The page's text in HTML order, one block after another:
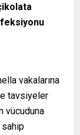
vakalarına
tavsiyeler
vücuduna
sahip